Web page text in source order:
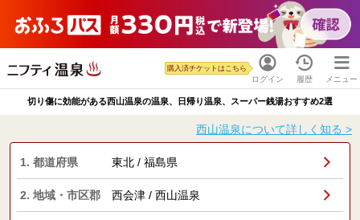
ログイン
購入済チケットはこちら
履歴 メニュー
切り傷に効能がある西山温泉の温泉、日帰り温泉、スーパー銭湯おすすめ2選
西山温泉について詳しく知る >
1. 都道府県 東北 / 福島県
2. 地域・市区郡 西会津 / 西山温泉